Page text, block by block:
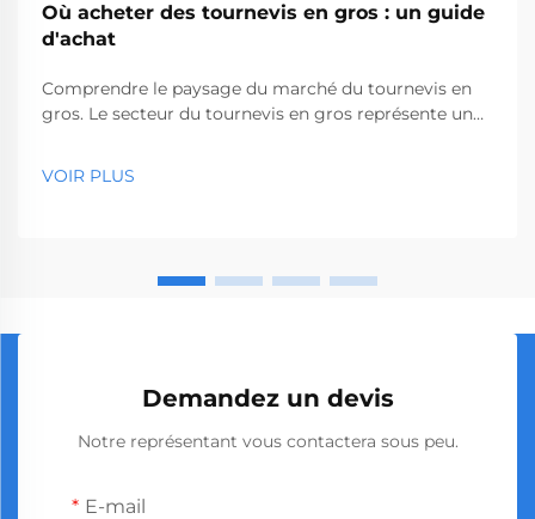
Où acheter des tournevis en gros : un guide
d'achat
Comprendre le paysage du marché du tournevis en
gros. Le secteur du tournevis en gros représente un
quincailleries aux sociétés de construction. Avec la
VOIR PLUS
Demandez un devis
Notre représentant vous contactera sous peu.
E-mail